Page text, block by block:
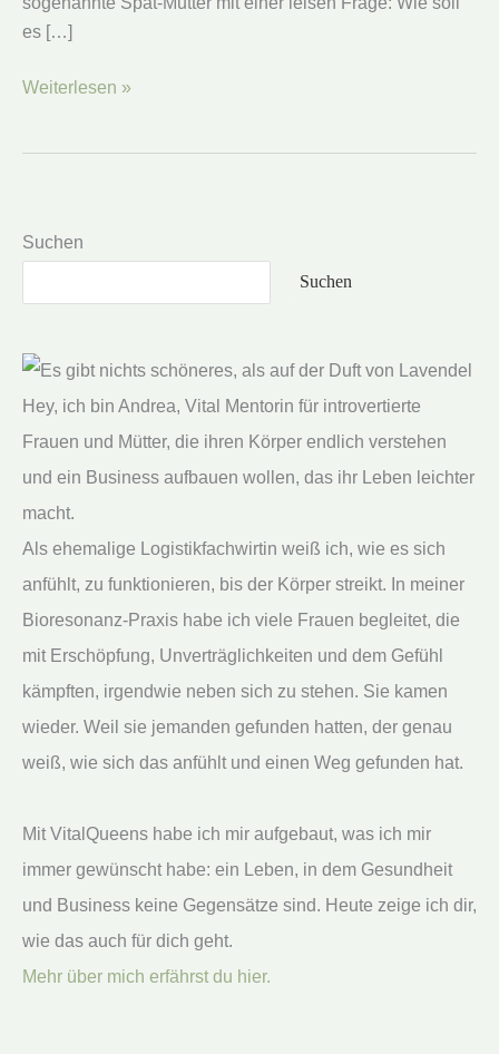
es […]
7
und
echte
Weiterlesen »
Suchen
Suchen
Hey, ich bin Andrea, Vital Mentorin für introvertierte
Frauen und Mütter, die ihren Körper endlich verstehen
und ein Business aufbauen wollen, das ihr Leben leichter
macht.
Als ehemalige Logistikfachwirtin weiß ich, wie es sich
anfühlt, zu funktionieren, bis der Körper streikt. In meiner
Bioresonanz-Praxis habe ich viele Frauen begleitet, die
mit Erschöpfung, Unverträglichkeiten und dem Gefühl
kämpften, irgendwie neben sich zu stehen. Sie kamen
wieder. Weil sie jemanden gefunden hatten, der genau
weiß, wie sich das anfühlt und einen Weg gefunden hat.
Mit VitalQueens habe ich mir aufgebaut, was ich mir
immer gewünscht habe: ein Leben, in dem Gesundheit
und Business keine Gegensätze sind. Heute zeige ich dir,
wie das auch für dich geht.
Mehr über mich erfährst du hier.